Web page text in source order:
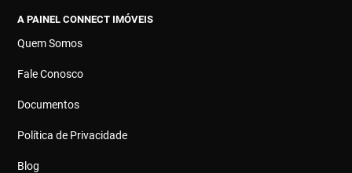
A PAINEL CONNECT IMÓVEIS
Quem Somos
Fale Conosco
Documentos
Política de Privacidade
Blog